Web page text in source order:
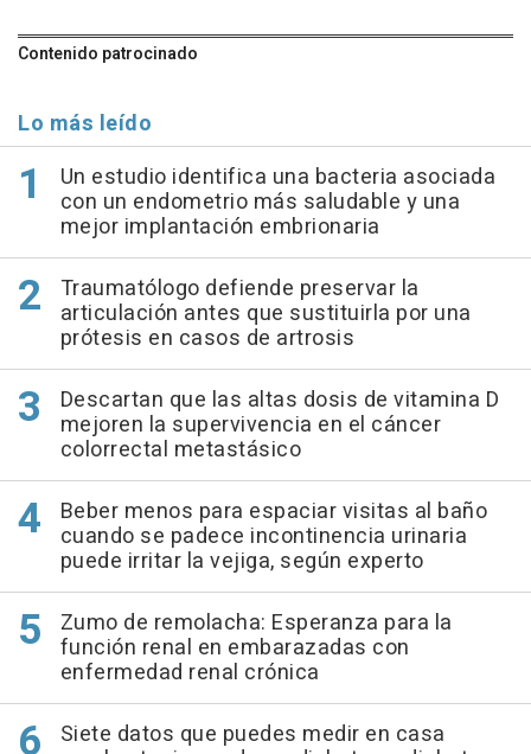
Contenido patrocinado
Lo más leído
Un estudio identifica una bacteria asociada
con un endometrio más saludable y una
mejor implantación embrionaria
Traumatólogo defiende preservar la
articulación antes que sustituirla por una
prótesis en casos de artrosis
Descartan que las altas dosis de vitamina D
mejoren la supervivencia en el cáncer
colorrectal metastásico
Beber menos para espaciar visitas al baño
cuando se padece incontinencia urinaria
puede irritar la vejiga, según experto
Zumo de remolacha: Esperanza para la
función renal en embarazadas con
enfermedad renal crónica
Siete datos que puedes medir en casa